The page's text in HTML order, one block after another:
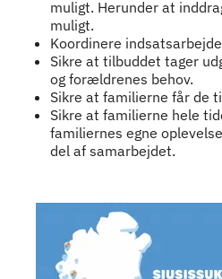
muligt. Herunder at
muligt.
Koordinere
Sikre at tilbuddet tager
og forældrenes behov.
Sikre at familierne får de
Sikre at familierne hele
familiernes egne
del af samarbejdet.